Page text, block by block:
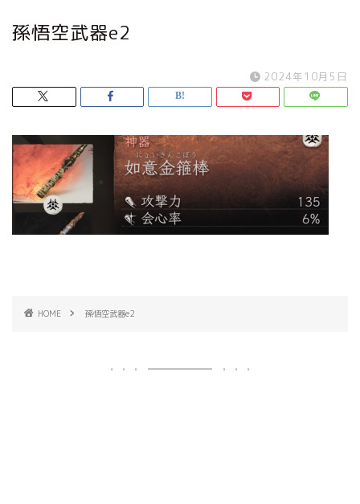
孫悟空武器e2
2024年10月5日
HOME 孫悟空武器e2